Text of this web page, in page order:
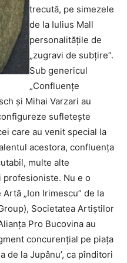
trecută, pe simezele
de la Iulius Mall
personalităţile de
„zugravi de subţire”.
Sub genericul
„Confluenţe
şi Mihai Varzari au
sufleteşte
care au venit special la
acestora, confluenţa
multe alte
Nu e o
„Ion Irimescu” de la
Societatea Artiştilor
Pro Bucovina au
concurenţial pe piaţa
de la Jupânu’, ca pînditori